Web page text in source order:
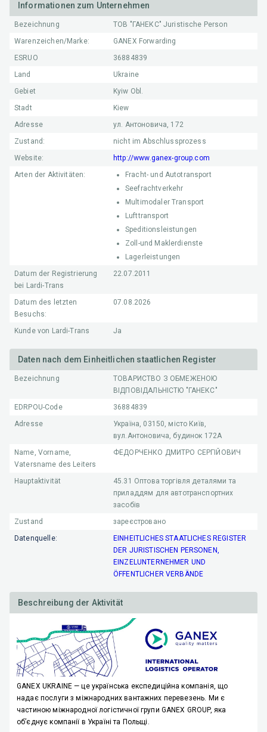
Informationen zum Unternehmen
Bezeichnung ТОВ "ГАНЕКС" Juristische Person
Warenzeichen/Marke:
GANEX Forwarding
ESRUO
36884839
Land
Ukraine
Gebiet
Kyiw Obl.
Stadt
Kiew
Adresse
ул. Антоновича, 172
Zustand:
nicht im Abschlussprozess
Website:
http://www.ganex-group.com
Arten der Aktivitäten:
Fracht- und Autotransport
Seefrachtverkehr
Multimodaler Transport
Lufttransport
Speditionsleistungen
Zoll-und Maklerdienste
Lagerleistungen
Datum der Registrierung
bei Lardi-Trans
22.07.2011
Datum des letzten
Besuchs:
07.08.2026
Kunde von Lardi-Trans Ja
Daten nach dem Einheitlichen staatlichen Register
Bezeichnung
ТОВАРИСТВО З ОБМЕЖЕНОЮ
ВІДПОВІДАЛЬНІСТЮ "ГАНЕКС"
EDRPOU-Code
36884839
Adresse
Україна, 03150, місто Київ,
вул.Антоновича, будинок 172А
Name, Vorname,
Vatersname des Leiters
ФЕДОРЧЕНКО ДМИТРО СЕРГІЙОВИЧ
Hauptaktivität 45.31 Оптова торгівля деталями та
приладдям для автотранспортних
засобів
Zustand
зареєстровано
Datenquelle:
EINHEITLICHES STAATLICHES REGISTER
DER JURISTISCHEN PERSONEN,
EINZELUNTERNEHMER UND
ÖFFENTLICHER VERBÄNDE
Beschreibung der Aktivität
GANEX UKRAINE— це українська експедиційна компанія, що
надає послуги з міжнародних вантажних перевезень. Ми є
частиноюміжнародної логістичної групи GANEX GROUP, яка
об’єднує компанії в Україні та Польщі.